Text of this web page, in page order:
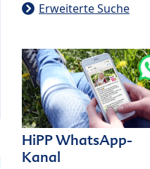
Erweiterte Suche
HiPP WhatsApp-
Kanal